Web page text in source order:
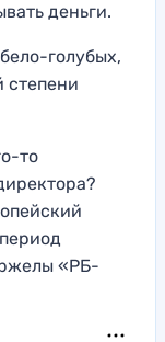
деньги.
голубых,
степени
то
«РБ-